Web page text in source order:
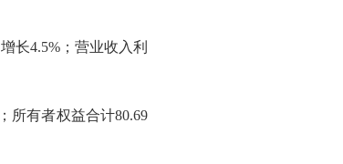
长4.5%；营业收入利
；所有者权益合计80.69